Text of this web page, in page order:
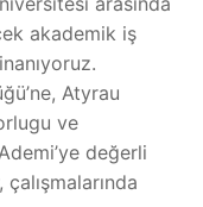
akademik iş
Atyrau
ve
değerli